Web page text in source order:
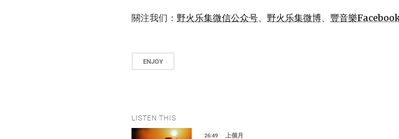
關注我们： 野火乐集微信公众号、 野火乐集微博、 豐音樂
ENJOY
LISTEN THIS
26:49 上個月